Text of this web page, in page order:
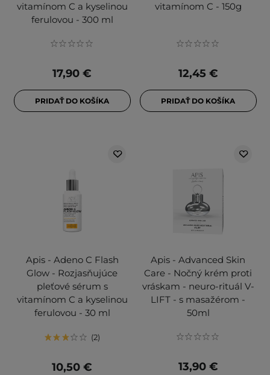
vitamínom C a kyselinou
ferulovou - 300 ml
17,90 €
PRIDAŤ DO KOŠÍKA
vitamínom C - 150g
12,45 €
PRIDAŤ DO KOŠÍKA
Apis - Adeno C Flash
Glow - Rozjasňujúce
pleťové sérum s
vitamínom C a kyselinou
ferulovou - 30 ml
2
10,50 €
Apis - Advanced Skin
Care - Nočný krém proti
vráskam - neuro-rituál V-
LIFT - s masažérom -
50ml
13,90 €